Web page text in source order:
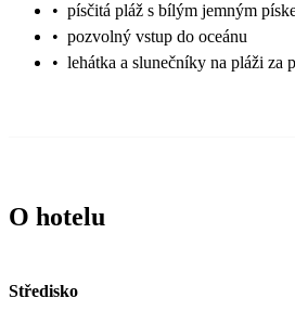
• písčitá pláž s bílým jemným
• pozvolný vstup do oceánu
• lehátka a slunečníky na pláži za
O hotelu
Středisko